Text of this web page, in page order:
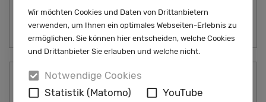
Wir möchten Cookies und Daten von Drittanbietern
verwenden, um Ihnen ein optimales Webseiten-Erlebnis zu
ermöglichen. Sie können hier entscheiden, welche Cookies
und Drittanbieter Sie erlauben und welche nicht.
Notwendige Cookies
Statistik (Matomo)
YouTube
Farbe: anthrazit, Format: 60x40x4 cm, Oberfläche:
kugelgestrahlt